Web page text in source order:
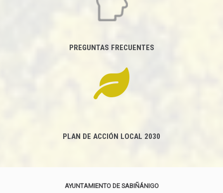
PREGUNTAS FRECUENTES
PLAN DE ACCIÓN LOCAL 2030
AYUNTAMIENTO DE SABIÑÁNIGO